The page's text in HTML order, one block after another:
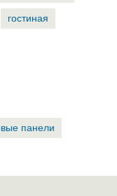
гостиная
панели